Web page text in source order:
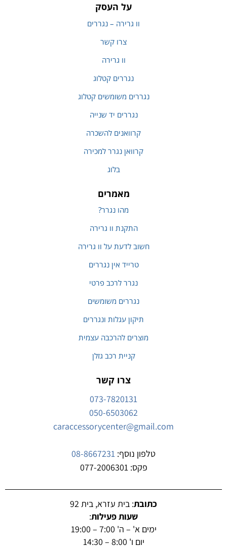
על העסק
וו גרירה – נגררים
צרו קשר
וו גרירה
נגררים קטלוג
נגררים משומשים קטלוג
נגררים יד שנייה
קרוואנים להשכרה
קרוואן נגרר למכירה
בלוג
מאמרים
מהו נגרר?
התקנת וו גרירה
חשוב לדעת על וו גרירה
טרייד אין נגררים
נגרר לרכב פרטי
נגררים משומשים
תיקון עגלות ונגררים
מוצרים להרכבה עצמית
קניית רכב גזלן
צרו קשר
073-7820131
050-6503062
caraccessorycenter@gmail.com
טלפון נוסף: 08-8667231
פקס: 077-2006301
כתובת: בית עזרא, בית 92
שעות פעילות:
ימים א' – ה' 7:00 – 19:00
יום ו' 8:00 – 14:30